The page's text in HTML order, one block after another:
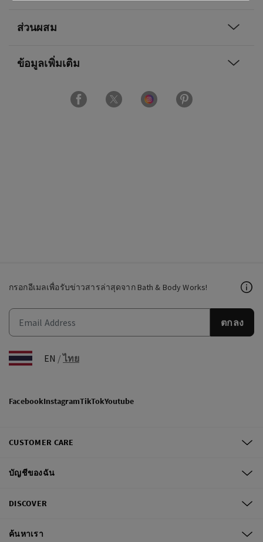
ส่วนผสม
ข้อมูลเพิ่มเติม
กรอกอีเมลเพื่อรับข่าวสารล่าสุดจาก Bath & Body Works!
ตกลง
EN /ไทย
FacebookInstagramTikTokYoutube
CUSTOMER CARE
บัญชีของฉัน
DISCOVER
ค้นหาเรา